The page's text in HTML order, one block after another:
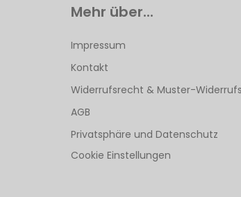
Mehr über...
Impressum
Kontakt
Widerrufsrecht & Muster-
AGB
Privatsphäre und Datenschutz
Cookie Einstellungen